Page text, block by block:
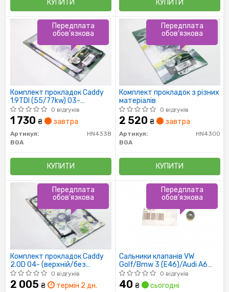
КУПИТИ КУПИТИ
Комплект прокладок Caddy
1.9TDI (55/77kw) 03-
(верхній/без прокладки
ГБЦ))
0 відгуків
1 730 ₴ завтра
Артикул:
HN4338
BGA
КУПИТИ
Передплата
обов'язкова
Комплект прокладок з різних
матеріалів
0 відгуків
2 520 ₴ завтра
Артикул:
HN4300
BGA
КУПИТИ
Передплата
обов'язкова
Комплект прокладок Caddy
2.0D 04- (верхній/без
прокладки ГБЦ))0 відгуків
2 005 ₴ термін 2 дн.
Передплата
обов'язкова
Сальники клапанів VW
Golf/Bmw 3 (E46)/Audi A6
-05 d 7
0 відгуків
40 ₴ сьогодні
Передплата
обов'язкова